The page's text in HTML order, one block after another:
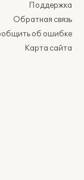
Поддержка
Обратная связь
об ошибке
Карта сайта